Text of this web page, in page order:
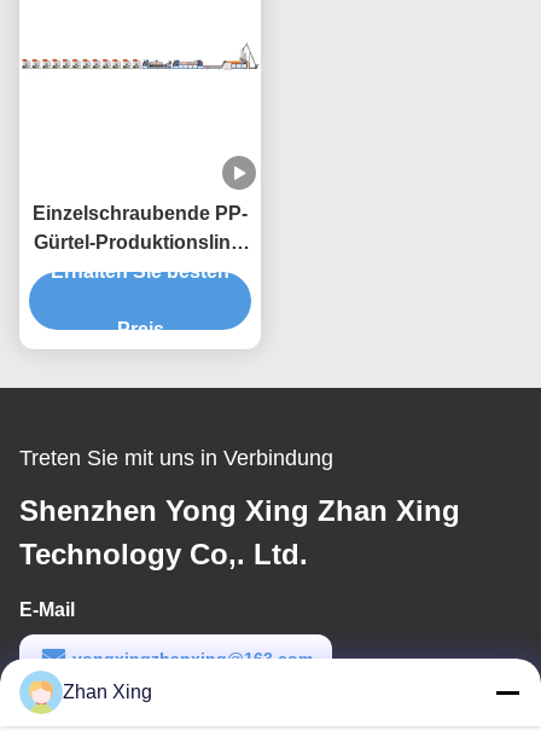
Einzelschraubende PP-
Gürtel-Produktionslinie
200-300 KG/h
Erhalten Sie besten
Preis
Treten Sie mit uns in Verbindung
Shenzhen Yong Xing Zhan Xing
Technology Co,. Ltd.
E-Mail
yongxingzhanxing@163.com
Arbeitszeit
Zhan Xing